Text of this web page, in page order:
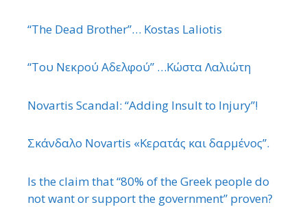
“The Dead Brother”… Kostas Laliotis
“Του Νεκρού Αδελφού” …Κώστα Λαλιώτη
Novartis Scandal: “Adding Insult to Injury”!
Σκάνδαλο Novartis «Κερατάς και δαρμένος”.
Is the claim that “80% of the Greek people do
not want or support the government” proven?